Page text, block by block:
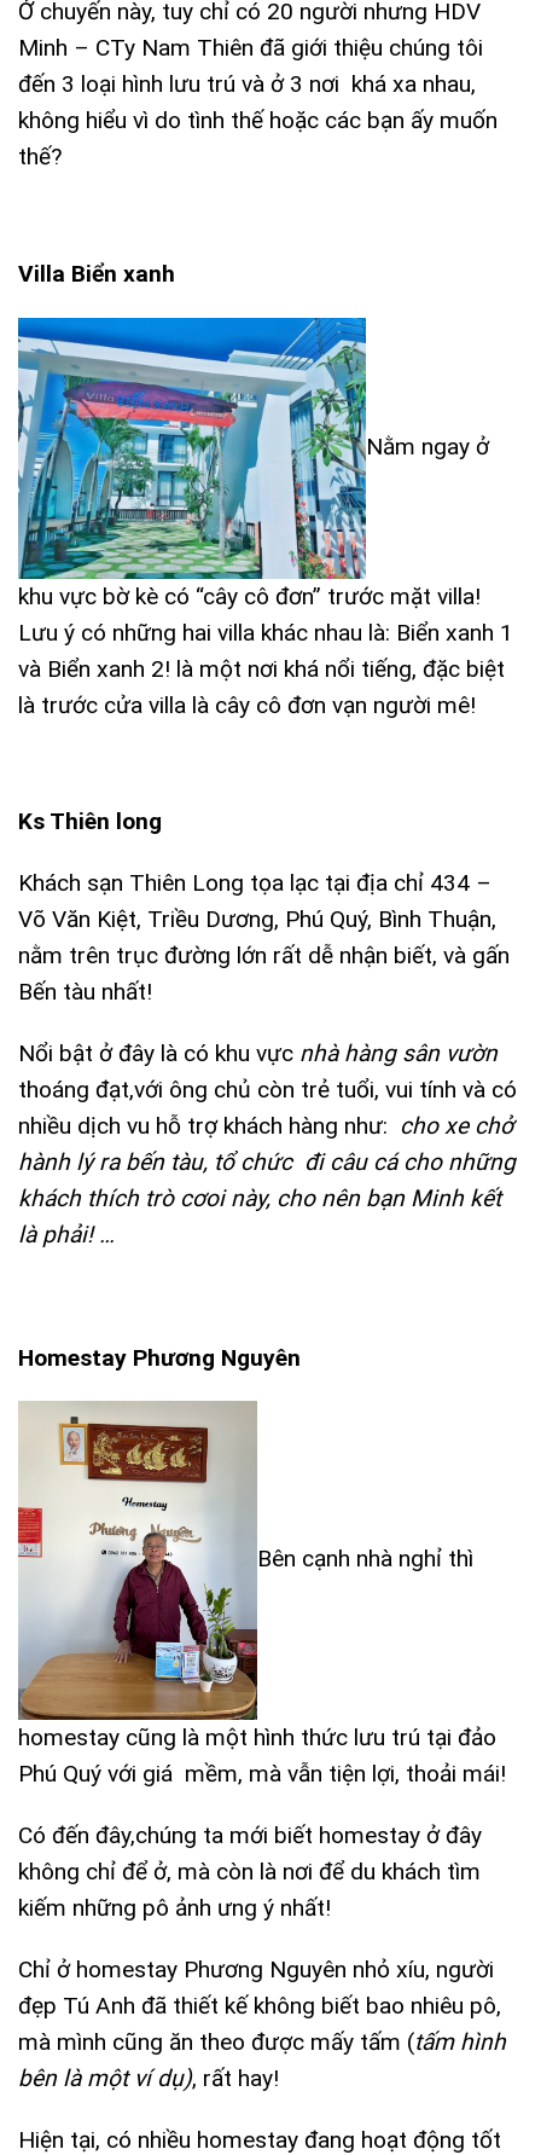
Ở chuyến này, tuy chỉ có 20 người nhưng HDV
Minh – CTy Nam Thiên đã giới thiệu chúng tôi
đến 3 loại hình lưu trú và ở 3 nơi khá xa nhau,
không hiểu vì do tình thế hoặc các bạn ấy muốn
thế?
Villa Biển xanh
Nằm ngay ở
khu vực bờ kè có “cây cô đơn” trước mặt villa!
Lưu ý có những hai villa khác nhau là: Biển xanh 1
và Biển xanh 2! là một nơi khá nổi tiếng, đặc biệt
là trước cửa villa là cây cô đơn vạn người mê!
Ks Thiên long
Khách sạn Thiên Long tọa lạc tại địa chỉ 434 –
Võ Văn Kiệt, Triều Dương, Phú Quý, Bình Thuận,
nằm trên trục đường lớn rất dễ nhận biết, và gấn
Bến tàu nhất!
Nổi bật ở đây là có khu vực nhà hàng sân vườn
thoáng đạt,với ông chủ còn trẻ tuổi, vui tính và có
nhiều dịch vu hỗ trợ khách hàng như: cho xe chở
hành lý ra bến tàu, tổ chức đi câu cá cho những
khách thích trò cơoi này, cho nên bạn Minh kết
là phải! …
Homestay Phương Nguyên
Bên cạnh nhà nghỉ thì
homestay cũng là một hình thức lưu trú tại đảo
Phú Quý với giá mềm, mà vẫn tiện lợi, thoải mái!
Có đến đây,chúng ta mới biết homestay ở đây
không chỉ để ở, mà còn là nơi để du khách tìm
kiếm những pô ảnh ưng ý nhất!
Chỉ ở homestay Phương Nguyên nhỏ xíu, người
đẹp Tú Anh đã thiết kế không biết bao nhiêu pô,
mà mình cũng ăn theo được mấy tấm (tấm hình
bên là một ví dụ), rất hay!
Hiện tại, có nhiều homestay đang hoạt động tốt